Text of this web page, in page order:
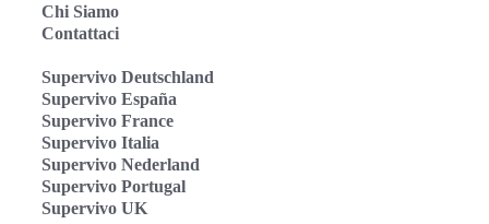
Chi Siamo
Contattaci
Supervivo Deutschland
Supervivo España
Supervivo France
Supervivo Italia
Supervivo Nederland
Supervivo Portugal
Supervivo UK